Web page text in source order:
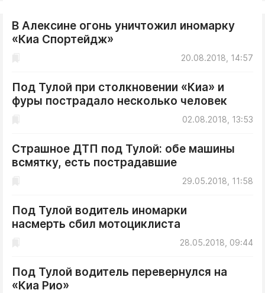
В Алексине огонь уничтожил иномарку
«Киа Спортейдж»
20.08.2018, 14:57
Под Тулой при столкновении «Киа» и
фуры пострадало несколько человек
02.08.2018, 13:53
Страшное ДТП под Тулой: обе машины
всмятку, есть пострадавшие
29.05.2018, 11:58
Под Тулой водитель иномарки
насмерть сбил мотоциклиста
28.05.2018, 09:44
Под Тулой водитель перевернулся на
«Киа Рио»